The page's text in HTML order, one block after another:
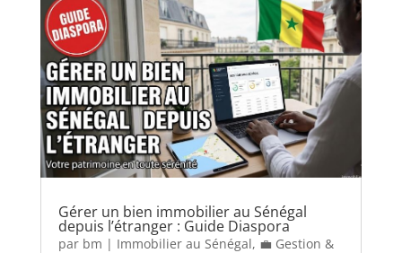
Gérer un bien immobilier au Sénégal
depuis l’étranger : Guide Diaspora
par bm | Immobilier au Sénégal, 💼 Gestion &